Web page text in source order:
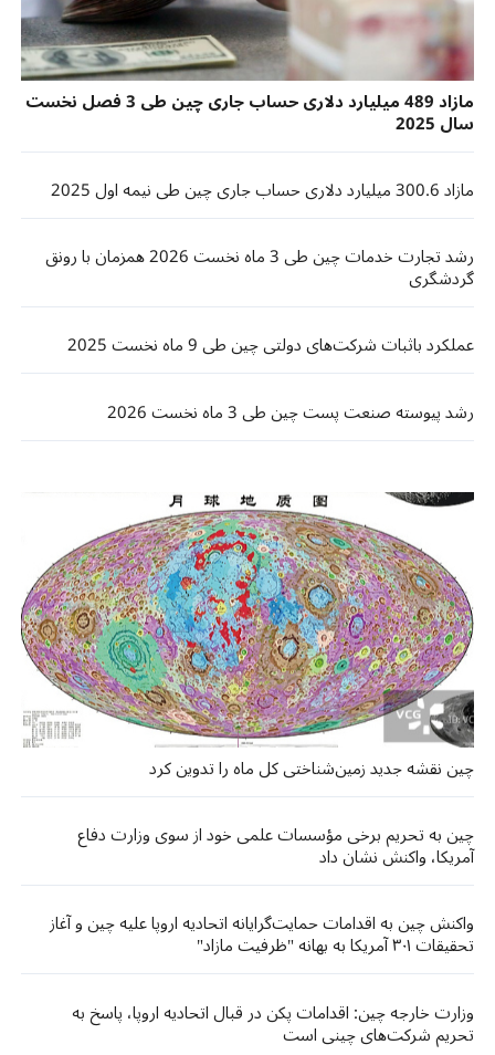
مازاد 489 میلیارد دلاری حساب جاری چین طی 3 فصل نخست
سال 2025
مازاد 300.6 میلیارد دلاری حساب جاری چین طی نیمه اول 2025
رشد تجارت خدمات چین طی 3 ‌ماه نخست 2026 همزمان با رونق
گردشگری
عملکرد باثبات شرکت‌های دولتی چین طی 9 ‌ماه نخست 2025
رشد پیوسته صنعت پست چین طی 3 ماه نخست 2026
چین نقشه جدید زمین‌شناختی کل ماه را تدوین کرد
چین به تحریم برخی مؤسسات علمی خود از سوی وزارت دفاع
آمریکا، واکنش نشان داد
واکنش چین به اقدامات حمایت‌گرایانه اتحادیه اروپا علیه چین و آغاز
تحقیقات ۳۰۱ آمریکا به بهانه "ظرفیت مازاد"
وزارت خارجه چین: اقدامات پکن در قبال اتحادیه اروپا، پاسخ به
تحریم شرکت‌های چینی است